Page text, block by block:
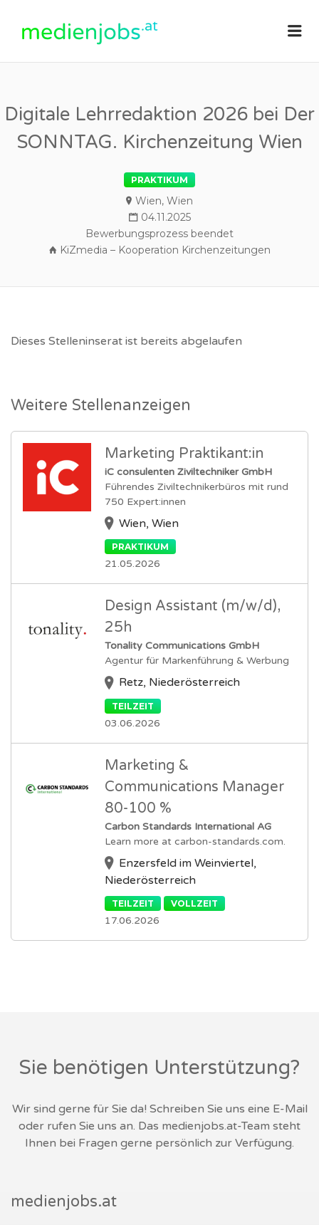
Digitale Lehrredaktion 2026 bei Der
SONNTAG. Kirchenzeitung Wien
PRAKTIKUM
Wien, Wien
04.11.2025
Bewerbungsprozess beendet
KiZmedia – Kooperation Kirchenzeitungen
Dieses Stelleninserat ist bereits abgelaufen
Weitere Stellenanzeigen
Marketing Praktikant:in
iC consulenten Ziviltechniker GmbH
Führendes Ziviltechnikerbüros mit rund
750 Expert:innen
Wien, Wien
PRAKTIKUM
21.05.2026
Design Assistant (m/w/d),
25h
Tonality Communications GmbH
Agentur für Markenführung & Werbung
Retz, Niederösterreich
TEILZEIT
03.06.2026
Marketing &
Communications Manager
80-100 %
Carbon Standards International AG
Learn more at carbon-standards.com.
Enzersfeld im Weinviertel,
Niederösterreich
TEILZEIT VOLLZEIT
17.06.2026
Sie benötigen Unterstützung?
Wir sind gerne für Sie da! Schreiben Sie uns eine E-Mail
oder rufen Sie uns an. Das medienjobs.at-Team steht
Ihnen bei Fragen gerne persönlich zur Verfügung.
medienjobs.at